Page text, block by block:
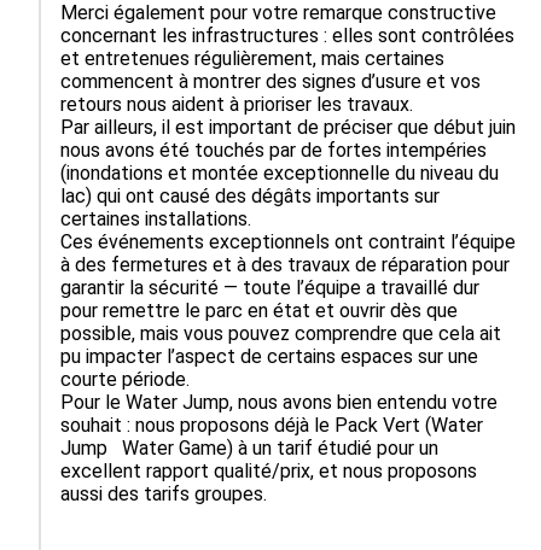
Merci également pour votre remarque constructive
concernant les infrastructures : elles sont contrôlées
et entretenues régulièrement, mais certaines
commencent à montrer des signes d’usure et vos
retours nous aident à prioriser les travaux.
Par ailleurs, il est important de préciser que début juin
nous avons été touchés par de fortes intempéries
(inondations et montée exceptionnelle du niveau du
lac) qui ont causé des dégâts importants sur
certaines installations.
Ces événements exceptionnels ont contraint l’équipe
à des fermetures et à des travaux de réparation pour
garantir la sécurité — toute l’équipe a travaillé dur
pour remettre le parc en état et ouvrir dès que
possible, mais vous pouvez comprendre que cela ait
pu impacter l’aspect de certains espaces sur une
courte période.
Pour le Water Jump, nous avons bien entendu votre
souhait : nous proposons déjà le Pack Vert (Water
Jump   Water Game) à un tarif étudié pour un
excellent rapport qualité/prix, et nous proposons
aussi des tarifs groupes.